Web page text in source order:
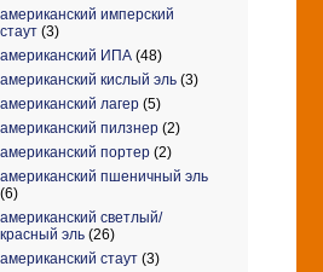
американский имперский
стаут (3)
американский ИПА (48)
американский кислый эль (3)
американский лагер (5)
американский пилзнер (2)
американский портер (2)
американский пшеничный эль
(6)
американский светлый/
красный эль (26)
американский стаут (3)